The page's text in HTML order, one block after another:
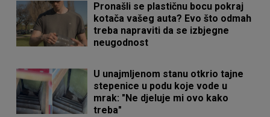
Pronašli se plastičnu bocu pokraj
kotača vašeg auta? Evo što odmah
treba napraviti da se izbjegne
neugodnost
U unajmljenom stanu otkrio tajne
stepenice u podu koje vode u
mrak: "Ne djeluje mi ovo kako
treba"